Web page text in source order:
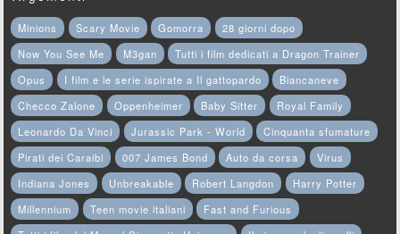
Minions Scary Movie Gomorra
28 giorni dopo
Now You See Me
M3gan
Tutti i film dedicati a Dragon Trainer
Opus
I film e le serie ispirate a Il gattopardo
Biancaneve
Checco Zalone
Oppenheimer Baby Sitter
Royal Family
Leonardo Da Vinci
Jurassic Park - World
Cinquanta sfumature
Pirati dei Caraibi
007 James Bond Auto da corsa
Virus
Indiana Jones
Unbreakable Robert Langdon
Harry Potter
Millennium
Teen movie italiani
Fast and Furious